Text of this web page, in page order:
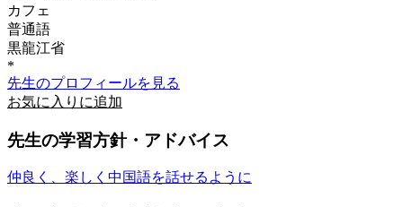
カフェ
普通語
黒龍江省
*
先生のプロフィールを見る
お気に入りに追加
先生の学習方針・アドバイス
仲良く、楽しく中国語を話せるように